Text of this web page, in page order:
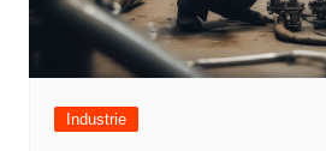
Industrie